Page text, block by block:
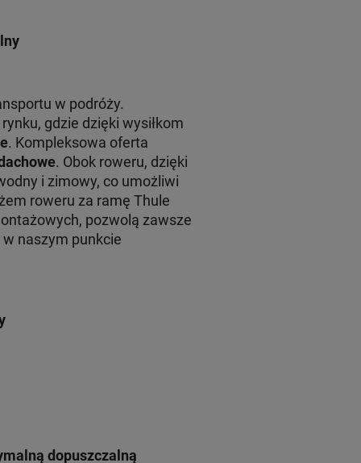
w podróży.
gdzie dzięki wysiłkom
. Kompleksowa oferta
. Obok roweru, dzięki
i zimowy, co umożliwi
roweru za ramę Thule
pozwolą zawsze
naszym punkcie
dopuszczalną